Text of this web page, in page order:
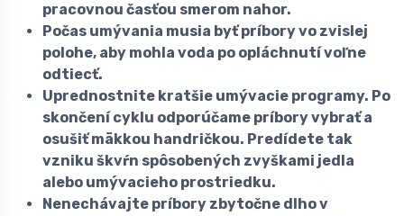
pracovnou časťou smerom nahor.
Počas umývania musia byť príbory vo zvislej
polohe, aby mohla voda po opláchnutí voľne
odtiecť.
Uprednostnite kratšie umývacie programy. Po
skončení cyklu odporúčame príbory vybrať a
osušiť mäkkou handričkou. Predídete tak
vzniku škvŕn spôsobených zvyškami jedla
alebo umývacieho prostriedku.
Nenechávajte príbory zbytočne dlho v